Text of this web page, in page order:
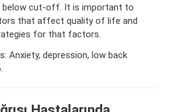
cut-off. It is important to
that affect quality of life and
for that factors.
Anxiety, depression, low back